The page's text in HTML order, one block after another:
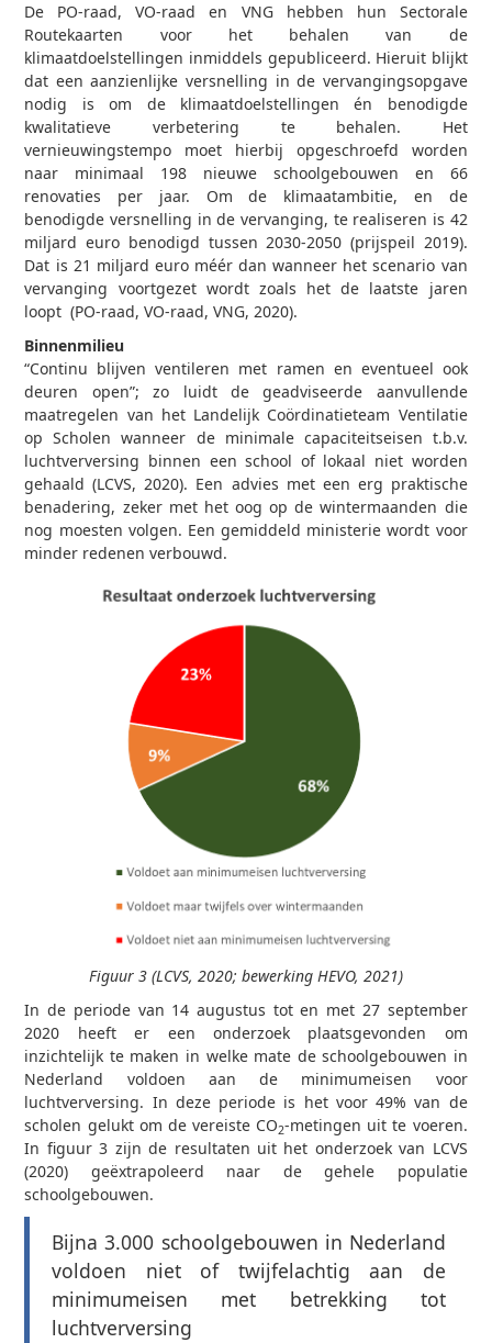
De PO-raad, VO-raad en VNG hebben hun Sectorale
Routekaarten voor het behalen van de
klimaatdoelstellingen inmiddels gepubliceerd. Hieruit blijkt
dat een aanzienlijke versnelling in de vervangingsopgave
nodig is om de klimaatdoelstellingen én benodigde
kwalitatieve verbetering te behalen. Het
vernieuwingstempo moet hierbij opgeschroefd worden
naar minimaal 198 nieuwe schoolgebouwen en 66
renovaties per jaar. Om de klimaatambitie, en de
benodigde versnelling in de vervanging, te realiseren is 42
miljard euro benodigd tussen 2030-2050 (prijspeil 2019).
Dat is 21 miljard euro méér dan wanneer het scenario van
vervanging voortgezet wordt zoals het de laatste jaren
loopt (PO-raad, VO-raad, VNG, 2020).
Binnenmilieu
“Continu blijven ventileren met ramen en eventueel ook
deuren open”; zo luidt de geadviseerde aanvullende
maatregelen van het Landelijk Coördinatieteam Ventilatie
op Scholen wanneer de minimale capaciteitseisen t.b.v.
luchtverversing binnen een school of lokaal niet worden
gehaald (LCVS, 2020). Een advies met een erg praktische
benadering, zeker met het oog op de wintermaanden die
nog moesten volgen. Een gemiddeld ministerie wordt voor
minder redenen verbouwd.
Figuur 3 (LCVS, 2020; bewerking HEVO, 2021)
In de periode van 14 augustus tot en met 27 september
2020 heeft er een onderzoek plaatsgevonden om
inzichtelijk te maken in welke mate de schoolgebouwen in
Nederland voldoen aan de minimumeisen voor
luchtverversing. In deze periode is het voor 49% van de
scholen gelukt om de vereiste CO2-metingen uit te voeren.
In figuur 3 zijn de resultaten uit het onderzoek van LCVS
(2020) geëxtrapoleerd naar de gehele populatie
schoolgebouwen.
Bijna 3.000 schoolgebouwen in Nederland
voldoen niet of twijfelachtig aan de
minimumeisen met betrekking tot
luchtverversing